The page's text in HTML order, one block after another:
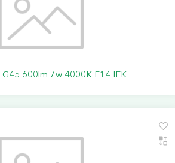
G45 600lm 7w 4000K E14 IEK